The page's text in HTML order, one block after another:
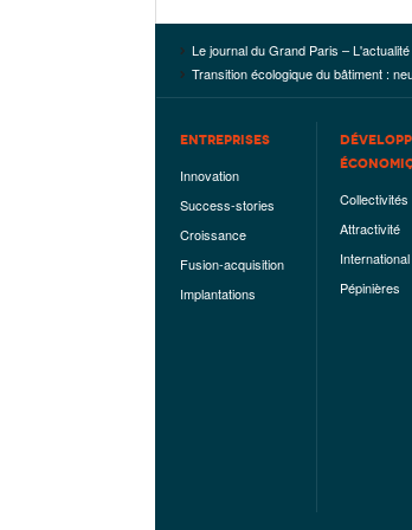
Le journal du Grand Paris –
Transition écologique du bâtiment :
ENTREPRISES
Innovation
Success-stories
Croissance
Fusion-acquisition
Implantations
Collectivités
Attractivité
International
Pépinières